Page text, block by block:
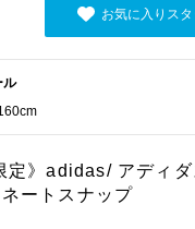
お気に入りス
ル
定》adidas/ アディ
ートスナップ